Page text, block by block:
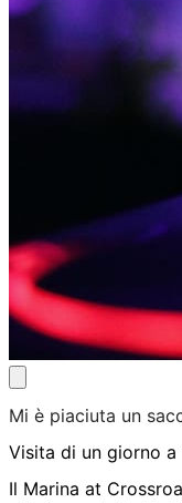
Mi è piaciuta un
Visita di un giorno a
Il Marina at